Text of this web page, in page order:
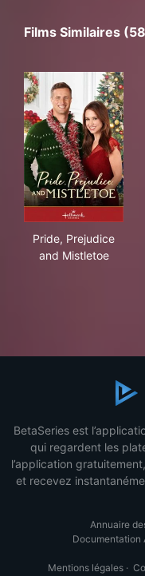
Films Similaires
Pride, Prejudice
and Mistletoe
BetaSeries est
qui regardent les
l’application
et recevez
Annuaire
Documentation
Mentions légales ·